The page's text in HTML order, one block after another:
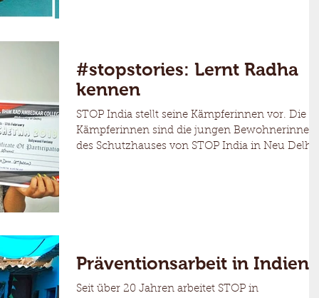
#stopstories: Lernt Radha
kennen
STOP India stellt seine Kämpferinnen vor. Die
Kämpferinnen sind die jungen Bewohnerinnen
des Schutzhauses von STOP India in Neu
Präventionsarbeit in Indien
Seit über 20 Jahren arbeitet STOP in